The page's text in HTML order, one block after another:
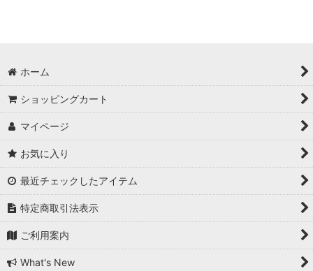
ホーム
ショッピングカート
マイページ
お気に入り
最近チェックしたアイテム
特定商取引法表示
ご利用案内
What's New